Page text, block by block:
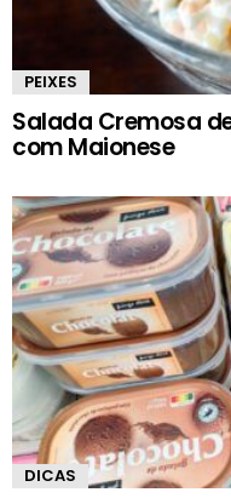
PEIXES
Salada Cremosa
com Maionese
DICAS